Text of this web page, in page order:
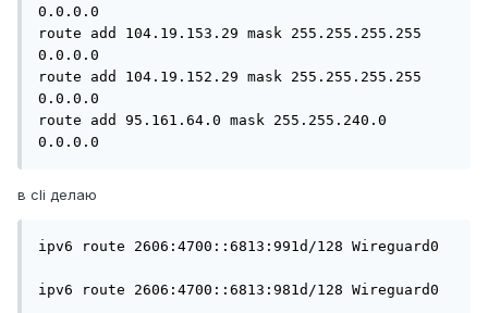
0.0.0.0
route add 104.19.153.29 mask 255.255.255.255
0.0.0.0
route add 104.19.152.29 mask 255.255.255.255
0.0.0.0
route add 95.161.64.0 mask 255.255.240.0
0.0.0.0
в cli делаю
ipv6 route 2606:4700::6813:991d/128 Wireguard0
ipv6 route 2606:4700::6813:981d/128 Wireguard0